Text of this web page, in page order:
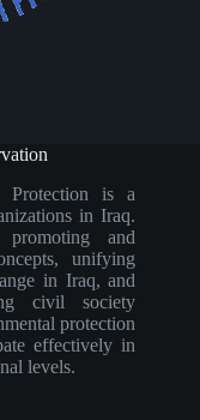
Protection is a
in Iraq.
and
unifying
in Iraq, and
civil society
protection
effectively in
levels.